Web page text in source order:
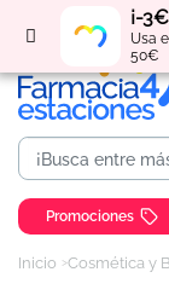
¡-
Usa
50€
Promociones
Inicio Cosmética y